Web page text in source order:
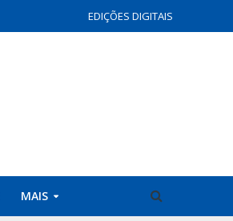
EDIÇÕES DIGITAIS
MAIS